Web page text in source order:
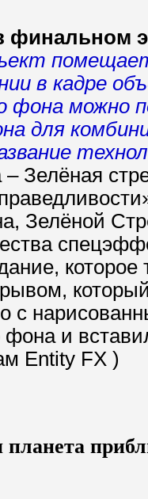
финальном
в кадре
фона можно
для
Зелёная
Зелёной
с
фона и
Entity FX )
планета